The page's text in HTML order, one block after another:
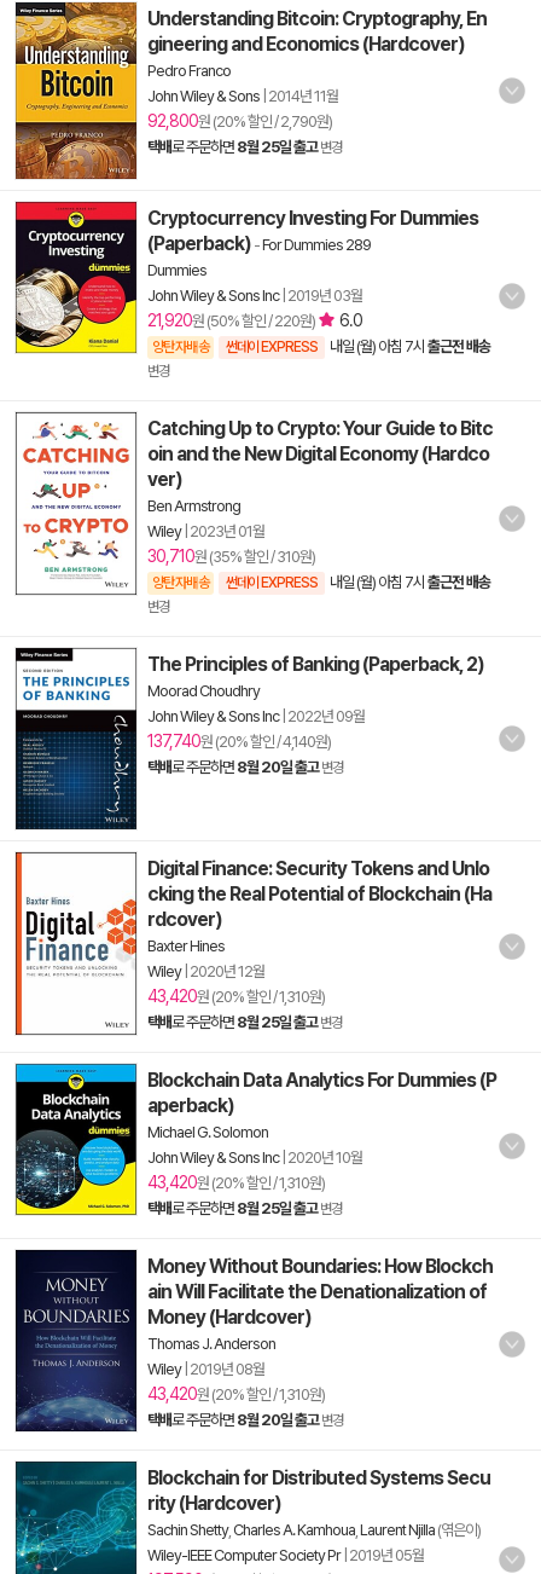
Understanding Bitcoin: Cryptography, En
gineering and Economics (Hardcover)
Pedro Franco
John Wiley & Sons 2014년 11월
92,800원 (20% 할인 / 2,790원)
택배로 주문하면 8월 25일 출고 변경
Cryptocurrency Investing For Dummies
(Paperback) -For Dummies 289
Dummies
John Wiley & Sons Inc| 2019년 03월
21,920원 (50% 할인 / 220원) 6.0
양탄자배송 썬데이 EXPRESS 내일 (월) 아침 7시 출근전 배송
변경
Catching Up to Crypto: Your Guide to Bitc
oin and the New Digital Economy (Hardco
ver)
Ben Armstrong
Wiley| 2023년 01월
30,710원 (35% 할인 / 310원)
양탄자배송 썬데이 EXPRESS 내일 (월) 아침 7시 출근전 배송
변경
The Principles of Banking (Paperback, 2)
Moorad Choudhry
John Wiley & Sons Inc| 2022년 09월
137,740원 (20% 할인 / 4,140원)
택배로 주문하면 8월 20일 출고 변경
Digital Finance: Security Tokens and Unlo
cking the Real Potential of Blockchain (Ha
rdcover)
Baxter Hines
Wiley| 2020년 12월
43,420원 (20% 할인 / 1,310원)
택배로 주문하면 8월 25일 출고 변경
Blockchain Data Analytics For Dummies (P
aperback)
Michael G. Solomon
John Wiley & Sons Inc| 2020년 10월
43,420원 (20% 할인 / 1,310원)
택배로 주문하면 8월 25일 출고 변경
Money Without Boundaries: How Blockch
ain Will Facilitate the Denationalization of
Money (Hardcover)
Thomas J. Anderson
Wiley| 2019년 08월
43,420원 (20% 할인 / 1,310원)
택배로 주문하면 8월 20일 출고 변경
Blockchain for Distributed Systems Secu
rity (Hardcover)
Sachin Shetty, Charles A. Kamhoua Laurent Njilla (엮은이)
Wiley-IEEE Computer Society Pr| 2019년 05월